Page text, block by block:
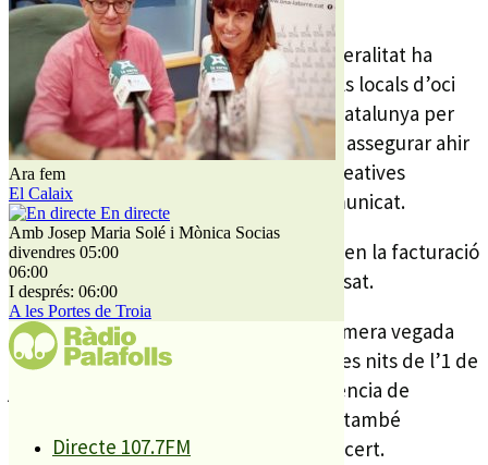
Ara fem
El Calaix
En directe
Amb Josep Maria Solé i Mònica Socias
divendres 05:00
06:00
I després: 06:00
A les Portes de Troia
Directe 107.7FM
per primera vegada en 22 anys, la Generalitat ha
autoritzat que s’ampliïn els horaris dels locals d’oci
nocturn a 67 localitats turístiques de Catalunya per
aquesta temporada d’estiu, segons va assegurar ahir
la Federació Catalana d’Activitats Recreatives
Musicals (Fecasarm) a través d’un comunicat.
L’ampliació pot suposar un increment en la facturació
de fins a un 40% respecte de l’any passat.
L’ampliació ja va ser concedida per primera vegada
per Setmana Santa i ara comprendrà les nits de l’1 de
juny al 15 de setembre. A més, a diferència de
Setmana Santa, i aquesta autorització també
beneficiarà els cafès teatre i cafès concert.